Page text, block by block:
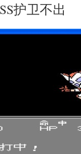
护卫不出